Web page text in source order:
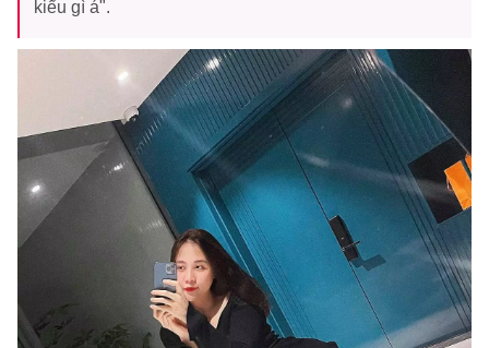
kiểu gì á".